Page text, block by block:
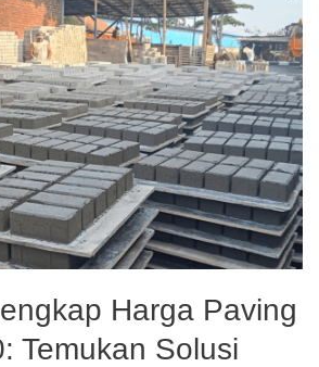
Harga Paving
Temukan Solusi